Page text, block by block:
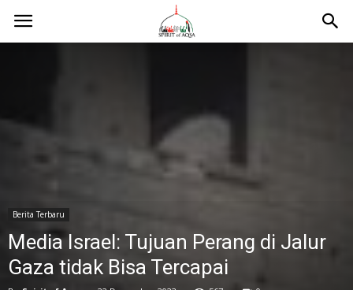
Berita Terbaru
Media Israel: Tujuan Perang di Jalur
Gaza tidak Bisa Tercapai